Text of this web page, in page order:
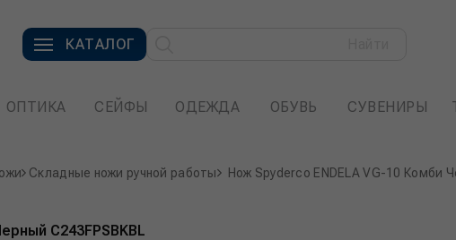
КАТАЛОГ
ОПТИКА СЕЙФЫ ОДЕЖДА ОБУВЬ СУВЕНИРЫ
Складные ножи ручной работы Нож Spyderco ENDELA VG-10 Комби
C243FPSBKBL